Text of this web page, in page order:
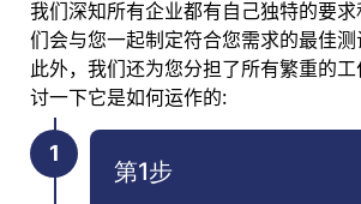
我们深知所有企业都有自己独特的要
们会与您一起制定符合您需求的最佳测
此外，我们还为您分担了所有繁重的
讨一下它是如何运作的:
第1步